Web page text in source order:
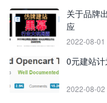
关于品牌
应
2022-08-01
0元建站
2022-08-02